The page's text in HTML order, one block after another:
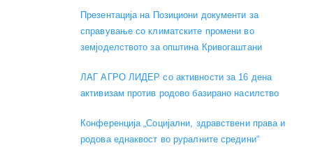
Презентација на Позициони документи за
справување со климатските промени во
земјоделството за општина Кривогаштани
ЛАГ АГРО ЛИДЕР со активности за 16 дена
активизам против родово базирано насилство
Конференција „Социјални, здравствени права и
родова еднаквост во руралните средини“